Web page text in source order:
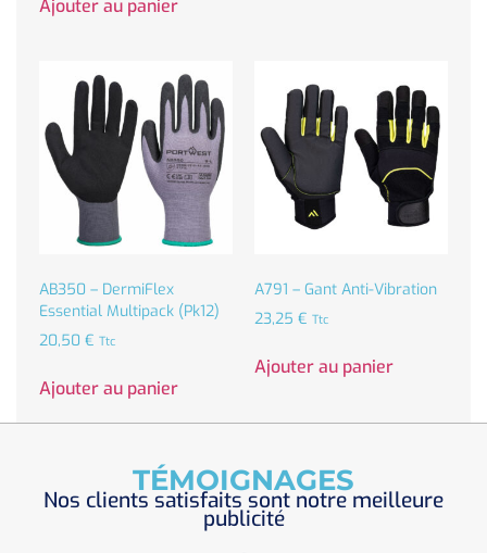
Ajouter au panier
AB350 – DermiFlex
Essential Multipack (Pk12)
20,50 € Ttc
Ajouter au panier
A791 – Gant Anti-Vibration
23,25 € Ttc
Ajouter au panier
TÉMOIGNAGES
Nos clients satisfaits sont notre meilleure
publicité